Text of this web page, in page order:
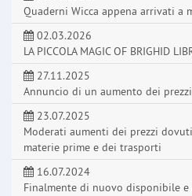
Quaderni Wicca appena arrivati a
02.03.2026
LA PICCOLA MAGIC OF BRIGHID
27.11.2025
Annuncio di un aumento dei
23.07.2025
Moderati aumenti dei prezzi
materie prime e dei trasporti
16.07.2024
Finalmente di nuovo disponibile